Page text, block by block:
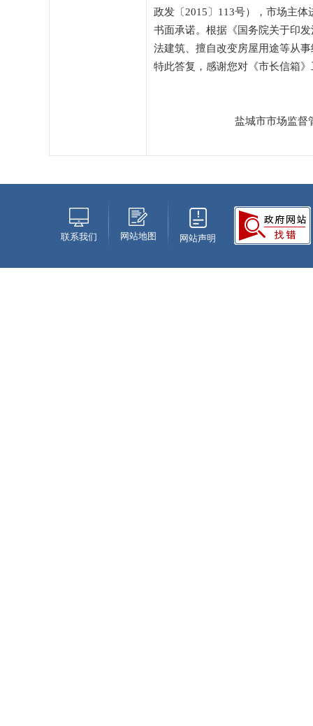
政发〔2015〕113号）， 市场主体
书面承诺。根据《 国务院关于印
法建筑、擅自改变房屋用途等从
特此答复， 感谢您对《市长信箱
盐城市市场监督
联系我们 网站地图 网站声明